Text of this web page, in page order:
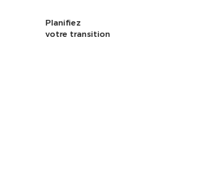
Planifiez
votre transition